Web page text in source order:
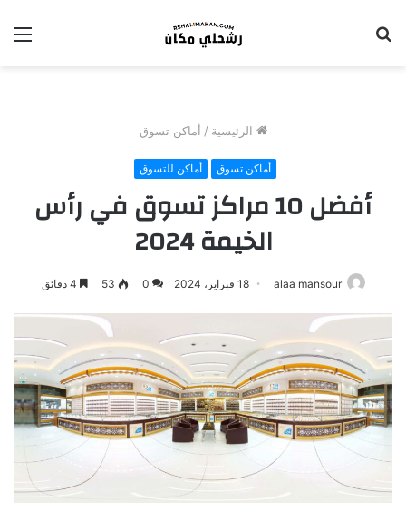
الرئيسية / أماكن تسوق
أماكن تسوق أماكن للتسوق
أفضل 10 مراكز تسوق في رأس
الخيمة 2024
alaa mansour 18 فبراير، 2024 0
53